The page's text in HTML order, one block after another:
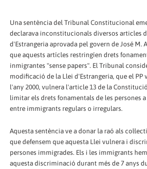
Una sentència del Tribunal Constitucional
declarava inconstitucionals diversos articles
d'Estrangeria aprovada pel govern de José M.
que aquests artícles restringíen drets
inmigrantes "sense papers". El Tribunal
modificació de la Llei d'Estrangeria, que el PP
l'any 2000, vulnera l'article 13 de la
limitar els drets fonamentals de les persones
entre immigrants regulars o irregulars.
Aquesta sentència ve a donar la raó als
que defensem que aquesta Llei vulnera i
persones immigrades. Els i les immigrants
aquesta discriminació durant més de 7 anys